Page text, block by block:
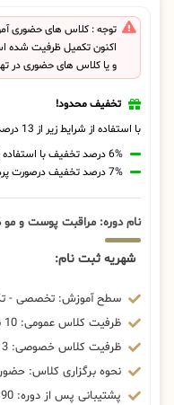
توجه : کلاس های حضوری
اکنون تکمیل ظرفیت شده
و یا کلاس های حضوری در
تخفیف محدود!
با استفاده از شرایط زیر از 13 درصد تخفیف بهره مند شوید.
6% درصد تخفیف با استفاده از کد تخفیف 20806
7% درصد تخفیف درصورت پرداخت شهریه با رمزارز
نام دوره: مراقبت پوست و مو
شهریه ثبت نام:
سطح آموزش: تخصصی -
ظرفیت کلاس عمومی: 10 نفر
ظرفیت کلاس خصوصی: 3 نفر
نحوه برگزاری کلاس:
پشتیبانی پس از دوره: 90 روز